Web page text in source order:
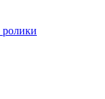
ролики